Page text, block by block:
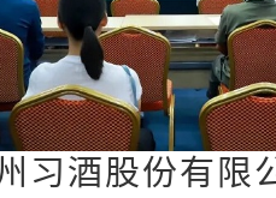
习酒股份有限